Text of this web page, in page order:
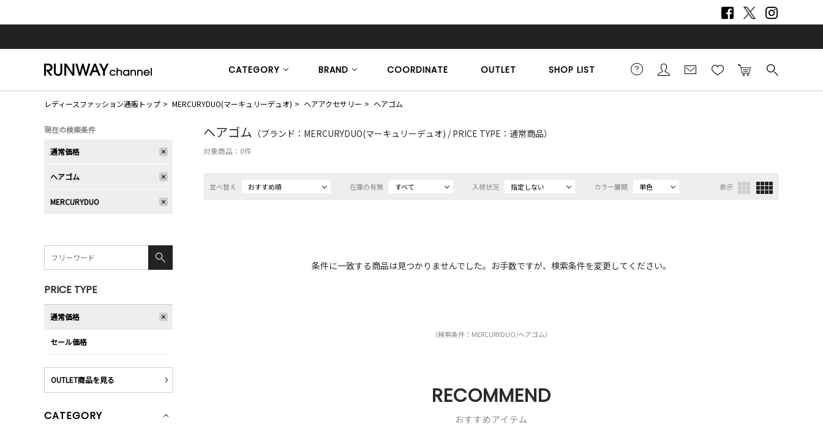
CATEGORY BRAND COORDINATE OUTLET SHOP LIST
レディースファッション通販トップ MERCURYDUO(マーキュリーデュオ) ヘアアクセサリー ヘアゴム
ヘアゴム （ブランド：MERCURYDUO(マーキュリーデュオ) / PRICE TYPE：通常商品）
対象商品： 0件
並べ替え おすすめ順 在庫の有無 すべて 入荷状況 指定しない カラー展開 単色 表示
条件に一致する商品は見つかりませんでした。お手数ですが、検索条件を変更してください。
（検索条件：MERCURYDUO/ヘアゴム）
RECOMMEND
おすすめアイテム
現在の検索条件
通常価格
ヘアゴム
MERCURYDUO
PRICE TYPE
通常価格
セール価格
OUTLET商品を見る
CATEGORY